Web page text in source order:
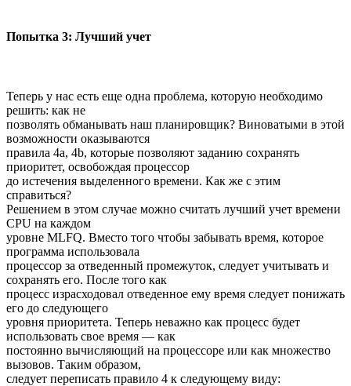
Попытка 3: Лучший учет
Теперь у нас есть еще одна проблема, которую необходимо
решить: как не
позволять обманывать наш планировщик? Виноватыми в этой
возможности оказываются
правила 4a, 4b, которые позволяют заданию сохранять
приоритет, освобождая процессор
до истечения выделенного времени. Как же с этим
справиться?
Решением в этом случае можно считать лучший учет времени
CPU на каждом
уровне MLFQ. Вместо того чтобы забывать время, которое
программа использовала
процессор за отведенный промежуток, следует учитывать и
сохранять его. После того как
процесс израсходовал отведенное ему время следует понижать
его до следующего
уровня приоритета. Теперь неважно как процесс будет
использовать свое время — как
постоянно вычисляющий на процессоре или как множество
вызовов. Таким образом,
следует переписать правило 4 к следующему виду: